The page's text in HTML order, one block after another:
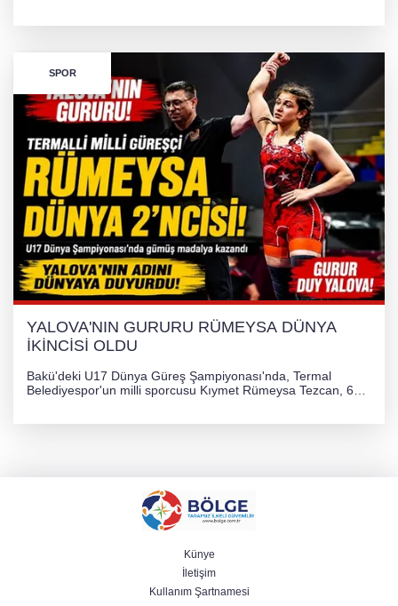
SPOR
YALOVA'NIN GURURU RÜMEYSA DÜNYA
İKİNCİSİ OLDU
Bakü'deki U17 Dünya Güreş Şampiyonası'nda, Termal
Belediyespor'un milli sporcusu Kıymet Rümeysa Tezcan, 69
Künye
İletişim
Kullanım Şartnamesi